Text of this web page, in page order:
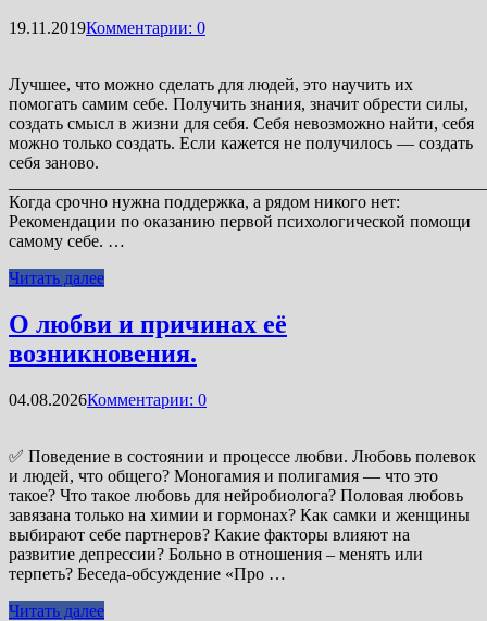
19.11.2019Комментарии: 0
Лучшее, что можно сделать для людей, это научить их
помогать самим себе. Получить знания, значит обрести силы,
создать смысл в жизни для себя. Себя невозможно найти, себя
можно только создать. Если кажется не получилось — создать
себя заново.
Когда срочно нужна поддержка, а рядом никого нет:
Рекомендации по оказанию первой психологической помощи
самому себе. …
Читать далее
О любви и причинах её
возникновения.
04.08.2026Комментарии: 0
✅ Поведение в состоянии и процессе любви. Любовь полевок
и людей, что общего? Моногамия и полигамия — что это
такое? Что такое любовь для нейробиолога? Половая любовь
завязана только на химии и гормонах? Как самки и женщины
выбирают себе партнеров? Какие факторы влияют на
развитие депрессии? Больно в отношения – менять или
терпеть? Беседа-обсуждение «Про …
Читать далее